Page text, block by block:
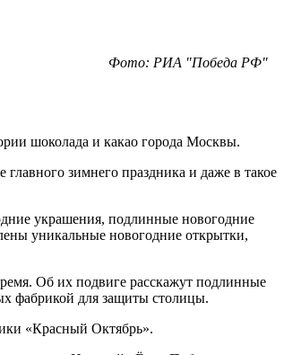
Фото: РИА "Победа РФ"
шоколада и какао города Москвы.
зимнего праздника и даже в такое
украшения, подлинные новогодние
уникальные новогодние открытки,
Об их подвиге расскажут подлинные
фабрикой для защиты столицы.
«Красный Октябрь».